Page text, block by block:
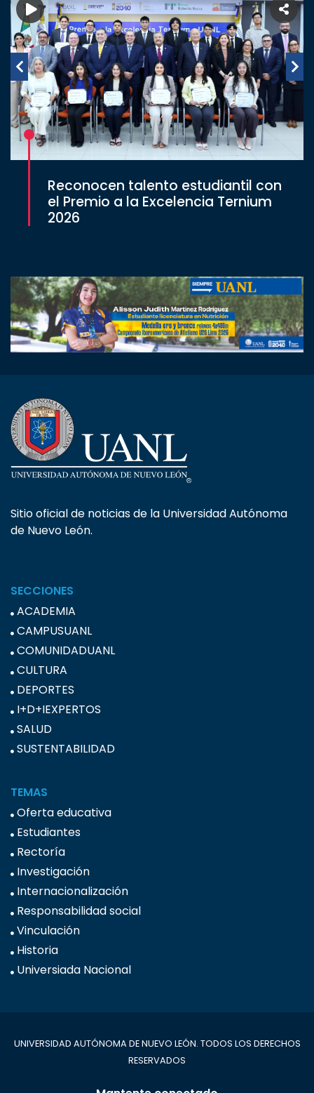
Reconocen talento estudiantil con
el Premio a la Excelencia Ternium
2026
Sitio oficial de noticias de la Universidad Autónoma
de Nuevo León.
SECCIONES
ACADEMIA
CAMPUSUANL
COMUNIDADUANL
CULTURA
DEPORTES
I+D+IEXPERTOS
SALUD
SUSTENTABILIDAD
TEMAS
Oferta educativa
Estudiantes
Rectoría
Investigación
Internacionalización
Responsabilidad social
Vinculación
Historia
Universiada Nacional
UNIVERSIDAD AUTÓNOMA DE NUEVO LEÓN. TODOS LOS DERECHOS
RESERVADOS